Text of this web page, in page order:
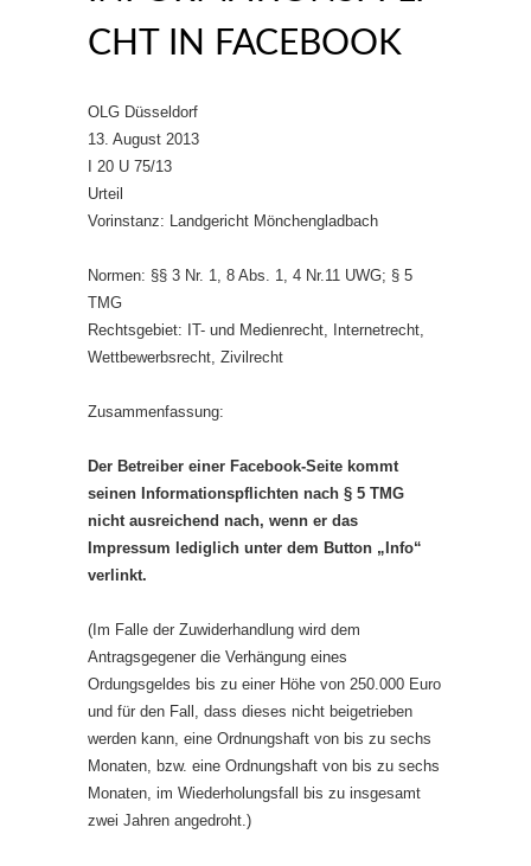
CHT IN FACEBOOK
OLG Düsseldorf
13. August 2013
I 20 U 75/13
Urteil
Vorinstanz: Landgericht Mönchengladbach
Normen: §§ 3 Nr. 1, 8 Abs. 1, 4 Nr.11 UWG; § 5
TMG
Rechtsgebiet: IT- und Medienrecht, Internetrecht,
Wettbewerbsrecht, Zivilrecht
Zusammenfassung:
Der Betreiber einer Facebook-Seite kommt
seinen Informationspflichten nach § 5 TMG
nicht ausreichend nach, wenn er das
Impressum lediglich unter dem Button „Info“
verlinkt.
(Im Falle der Zuwiderhandlung wird dem
Antragsgegener die Verhängung eines
Ordungsgeldes bis zu einer Höhe von 250.000 Euro
und für den Fall, dass dieses nicht beigetrieben
werden kann, eine Ordnungshaft von bis zu sechs
Monaten, bzw. eine Ordnungshaft von bis zu sechs
Monaten, im Wiederholungsfall bis zu insgesamt
zwei Jahren angedroht.)